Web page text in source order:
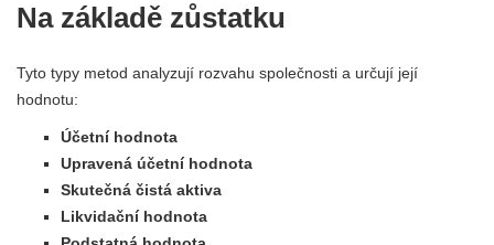
Na základě zůstatku
Tyto typy metod analyzují rozvahu společnosti a určují její
hodnotu:
Účetní hodnota
Upravená účetní hodnota
Skutečná čistá aktiva
Likvidační hodnota